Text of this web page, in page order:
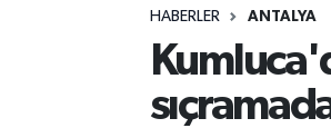
HABERLER ANTALYA